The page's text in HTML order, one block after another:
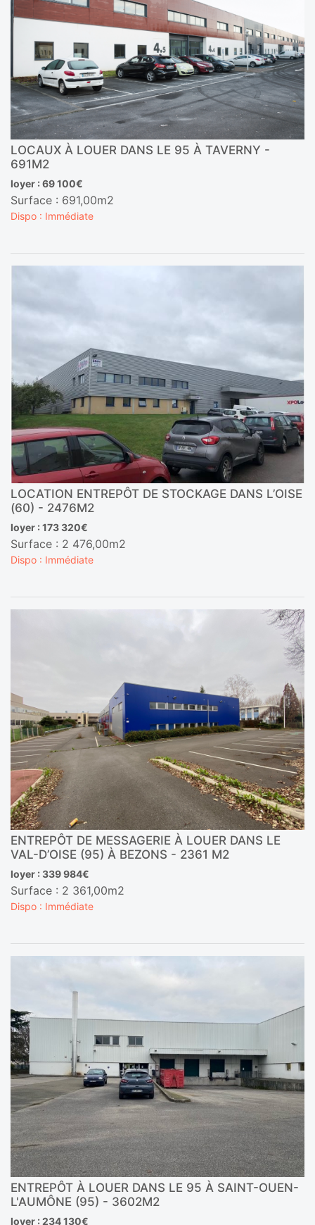
LOCAUX À LOUER DANS LE 95 À TAVERNY -
691M2
loyer : 69 100€
Surface : 691,00m2
Dispo : Immédiate
LOCATION ENTREPÔT DE STOCKAGE DANS L’OISE
(60) - 2476M2
loyer : 173 320€
Surface : 2 476,00m2
Dispo : Immédiate
ENTREPÔT DE MESSAGERIE À LOUER DANS LE
VAL-D’OISE (95) À BEZONS - 2361 M2
loyer : 339 984€
Surface : 2 361,00m2
Dispo : Immédiate
ENTREPÔT À LOUER DANS LE 95 À SAINT-OUEN-
L'AUMÔNE (95) - 3602M2
loyer : 234 130€